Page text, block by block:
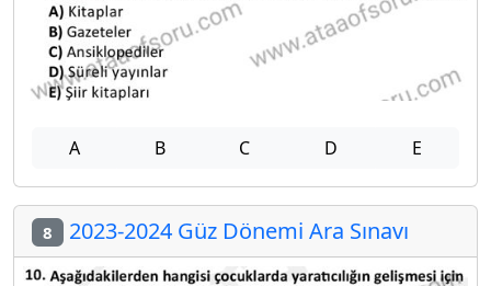
A B C D E
8 2023-2024 Güz Dönemi Ara Sınavı